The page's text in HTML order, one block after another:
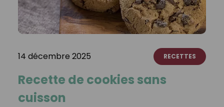
14 décembre 2025 RECETTES
Recette de cookies sans
cuisson